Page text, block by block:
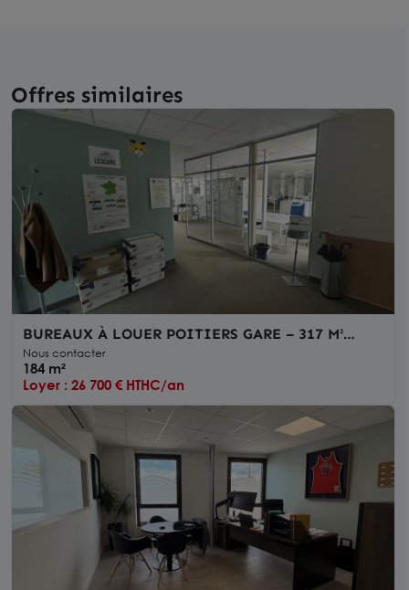
Offres similaires
BUREAUX À LOUER POITIERS GARE – 317 M²
DIVISIBLES – CLIMATISATION – ASCENSEUR –
ACCÈS PMR
Nous contacter
184 m²
Loyer : 26 700 € HTHC/an